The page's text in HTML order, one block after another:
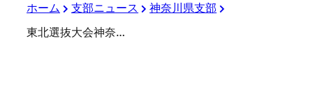
ホーム 支部ニュース
神奈川県支部
東北選抜大会神奈川県支部予選